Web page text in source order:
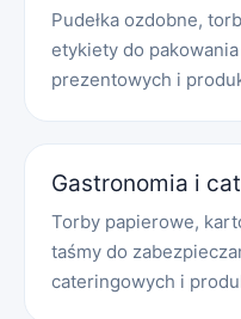
Pudełka ozdobne,
etykiety do
prezentowych i
Gastronomia i
Torby papierowe,
taśmy do
cateringowych i